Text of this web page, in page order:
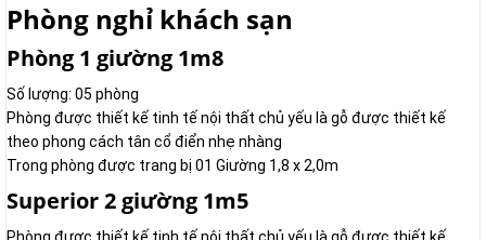
Phòng nghỉ khách sạn
Phòng 1 giường 1m8
Số lượng: 05 phòng
Phòng được thiết kế tinh tế nội thất chủ yếu là gỗ được thiết kế
theo phong cách tân cổ điển nhẹ nhàng
Trong phòng được trang bị 01 Giường 1,8 x 2,0m
Superior 2 giường 1m5